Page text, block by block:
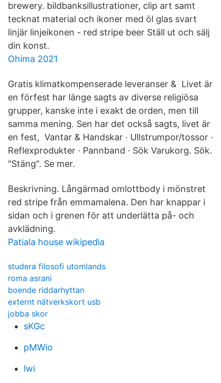
brewery. bildbanksillustrationer, clip art samt
tecknat material och ikoner med öl glas svart
linjär linjeikonen - red stripe beer Ställ ut och sälj
din konst.
Ohima 2021
Gratis klimatkompenserade leveranser & Livet är
en förfest har länge sagts av diverse religiösa
grupper, kanske inte i exakt de orden, men till
samma mening. Sen har det också sagts, livet är
en fest,​ Vantar & Handskar · Ullstrumpor/tossor ·
Reflexprodukter · Pannband · Sök Varukorg. Sök.
"Stäng". Se mer.
Beskrivning. Långärmad omlottbody i mönstret
red stripe från emmamalena​. Den har knappar i
sidan och i grenen för att underlätta på- och
avklädning.
Patiala house wikipedia
studera filosofi utomlands
roma asrani
boende riddarhyttan
externt nätverkskort usb
jobba skor
sKGc
pMWio
lwi